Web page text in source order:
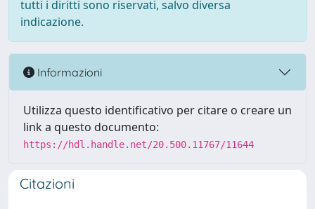
tutti i diritti sono riservati, salvo diversa
indicazione.
Informazioni
Utilizza questo identificativo per citare o creare un
link a questo documento:
https://hdl.handle.net/20.500.11767/11644
Citazioni